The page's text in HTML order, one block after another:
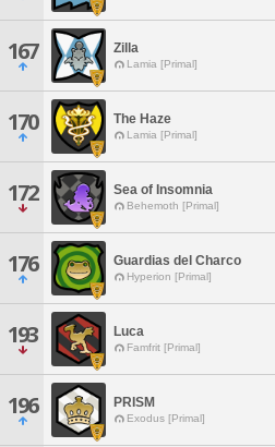
167 Zilla
Lamia [Primal]
170 The Haze
Lamia [Primal]
172 Sea of Insomnia
Behemoth [Primal]
176 Guardias del Charco
Hyperion [Primal]
193 Luca
Famfrit [Primal]
196 PRISM
Exodus [Primal]